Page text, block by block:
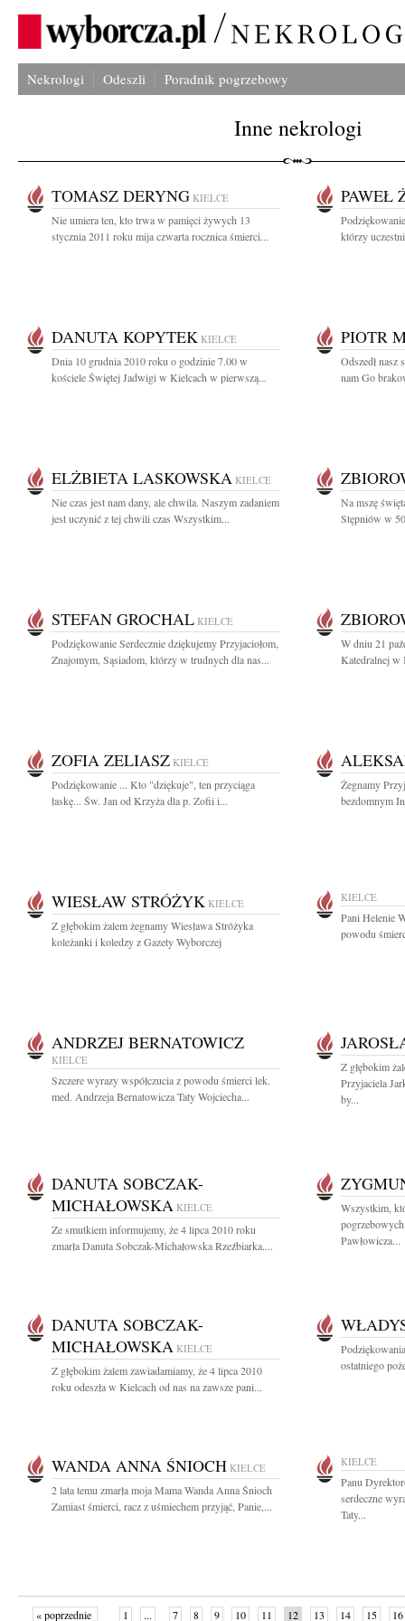
Nekrologi Odeszli Poradnik pogrzebowy
Inne nekrologi
TOMASZ DERYNG KIELCE
Nie umiera ten, kto trwa w pamięci żywych 13
stycznia 2011 roku mija czwarta rocznica śmierci...
PAWEŁ
którzy
DANUTA KOPYTEK KIELCE
Dnia 10 grudnia 2010 roku o godzinie 7.00 w
kościele Świętej Jadwigi w Kielcach w pierwszą...
PIOTR
Odszedł
nam Go
ELŻBIETA LASKOWSKA KIELCE
Nie czas jest nam dany, ale chwila. Naszym zadaniem
jest uczynić z tej chwili czas Wszystkim...
Na mszę
Stępniów w
STEFAN GROCHAL KIELCE
Podziękowanie Serdecznie dziękujemy Przyjaciołom,
Znajomym, Sąsiadom, którzy w trudnych dla nas...
W dniu 21
Katedralnej w
ZOFIA ZELIASZ KIELCE
Podziękowanie ... Kto "dziękuje", ten przyciąga
łaskę... Św. Jan od Krzyża dla p. Zofii i...
Żegnamy
bezdomnym
WIESŁAW STRÓŻYK KIELCE
Z głębokim żalem żegnamy Wiesława Stróżyka
koleżanki i koledzy z Gazety Wyborczej
KIELCE
Pani Helenie
powodu
ANDRZEJ BERNATOWICZ
KIELCE
Szczere wyrazy współczucia z powodu śmierci lek.
med. Andrzeja Bernatowicza Taty Wojciecha...
Z głębokim
Przyjaciela
by...
DANUTA SOBCZAK-
MICHAŁOWSKA KIELCE
Ze smutkiem informujemy, że 4 lipca 2010 roku
zmarła Danuta Sobczak-Michałowska Rzeźbiarka....
Wszystkim,
Pawłowicza...
DANUTA SOBCZAK-
MICHAŁOWSKA KIELCE
Z głębokim żalem zawiadamiamy, że 4 lipca 2010
roku odeszła w Kielcach od nas na zawsze pani...
ostatniego
WANDA ANNA ŚNIOCH KIELCE
2 lata temu zmarła moja Mama Wanda Anna Śnioch
Zamiast śmierci, racz z uśmiechem przyjąć, Panie,...
KIELCE
Panu
serdeczne
Taty...
« poprzednie 1 ... 7 8 9 10 11 12 13 14 15 16